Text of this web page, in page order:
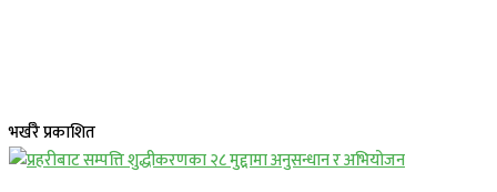
भर्खरै प्रकाशित